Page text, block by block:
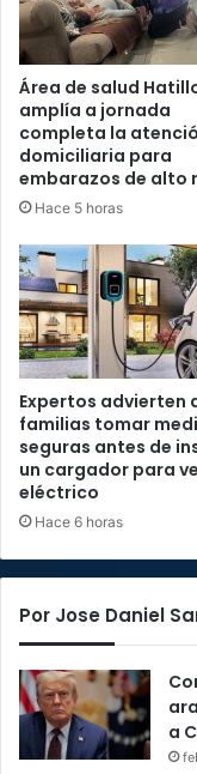
Área de salud
amplía a jornada
completa la
domiciliaria para
embarazos de alto
Hace 5 horas
Expertos advierten
familias tomar
seguras antes de
un cargador para
eléctrico
Hace 6 horas
Por Jose Daniel
a